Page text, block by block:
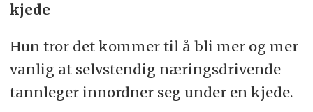
kjede
Hun tror det kommer til å bli mer og mer
vanlig at selvstendig næringsdrivende
tannleger innordner seg under en kjede.